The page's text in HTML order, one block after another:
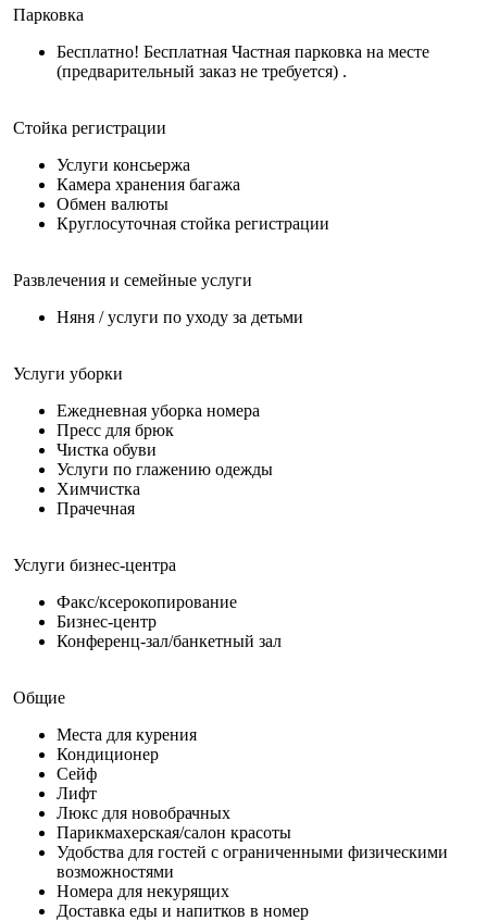
Парковка
Бесплатно! Бесплатная Частная парковка на месте
(предварительный заказ не требуется) .
Стойка регистрации
Услуги консьержа
Камера хранения багажа
Обмен валюты
Круглосуточная стойка регистрации
Развлечения и семейные услуги
Няня / услуги по уходу за детьми
Услуги уборки
Ежедневная уборка номера
Пресс для брюк
Чистка обуви
Услуги по глажению одежды
Химчистка
Прачечная
Услуги бизнес-центра
Факс/ксерокопирование
Бизнес-центр
Конференц-зал/банкетный зал
Общие
Места для курения
Кондиционер
Сейф
Лифт
Люкс для новобрачных
Парикмахерская/салон красоты
Удобства для гостей с ограниченными физическими
возможностями
Номера для некурящих
Доставка еды и напитков в номер